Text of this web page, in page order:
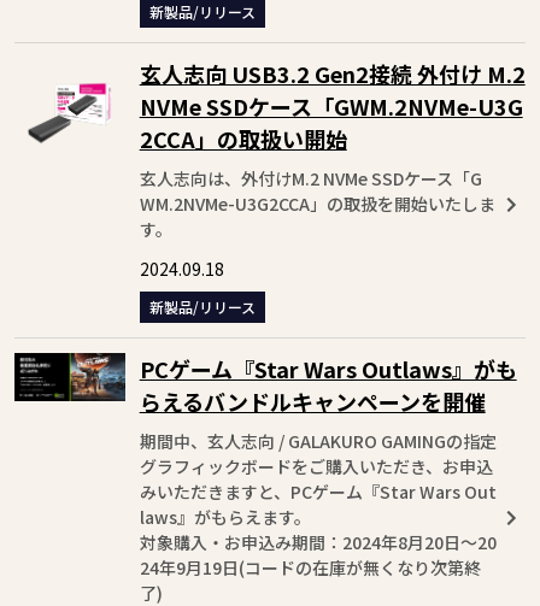
新製品/リリース
玄人志向 USB3.2 Gen2接続 外付け M.2
NVMe SSDケース「GWM.2NVMe-U3G
2CCA」の取扱い開始
玄人志向は、外付けM.2 NVMe SSDケース「G
WM.2NVMe-U3G2CCA」の取扱を開始いたしま
す。
2024.09.18
新製品/リリース
PCゲーム『Star Wars Outlaws』がも
らえるバンドルキャンペーンを開催
期間中、玄人志向 / GALAKURO GAMINGの指定
グラフィックボードをご購入いただき、お申込
みいただきますと、PCゲーム『Star Wars Out
laws』がもらえます。
対象購入・お申込み期間：2024年8月20日～20
24年9月19日(コードの在庫が無くなり次第終
了)